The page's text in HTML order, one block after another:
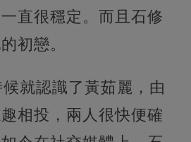
直很穩定。而且石修
初戀。
就認識了黃茹麗，由
相投，兩人很快便確